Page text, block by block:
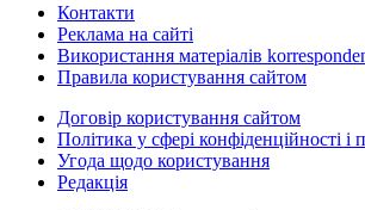
Контакти
Реклама на сайті
Використання матеріалів
Правила користування сайтом
Договір користування сайтом
Політика у сфері конфіденційності
Угода щодо користування
Редакція